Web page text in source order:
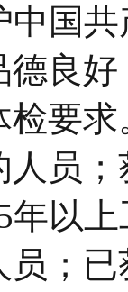
中国
良
要
员
年以
；